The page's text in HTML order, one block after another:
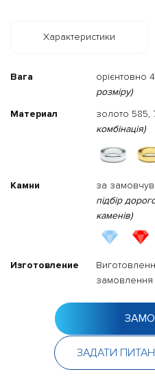
Характеристики
Вага орієнтовно
розміру)
Материал
золото 585,
комбінація)
Камни за
підбір
каменів)
Изготовление
замовлення
ЗАДАТИ